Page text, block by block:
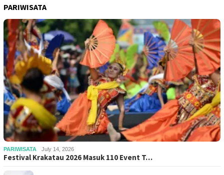
PARIWISATA
PARIWISATA July 14, 2026
Festival Krakatau 2026 Masuk 110 Event T…